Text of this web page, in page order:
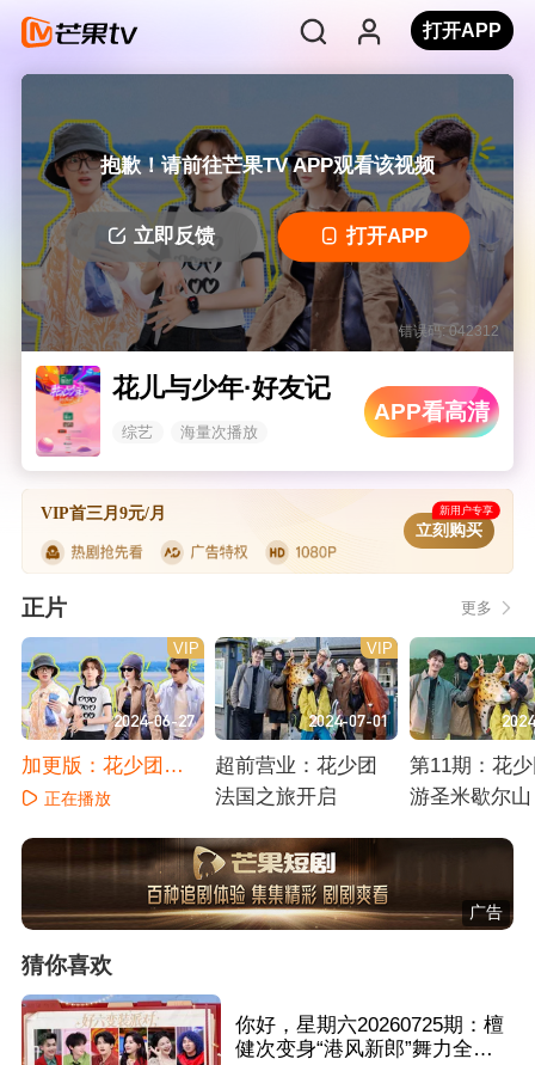
打开APP
抱歉！请前往芒果TV APP观看该视频
立即反馈 打开APP
错误码: 042312
花儿与少年·好友记
综艺 海量次播放
APP看高清
VIP首三月9元/月 新用户专享
立刻购买
正片 更多
2024-06-27
VIP
加更版：花少团打
卡3D展览
正在播放
2024-07-01
VIP
超前营业：花少团
法国之旅开启
第11期：花
游圣米歇尔山
广告
猜你喜欢
你好，星期六20260725期：檀
健次变身“港风新郎”舞力全开